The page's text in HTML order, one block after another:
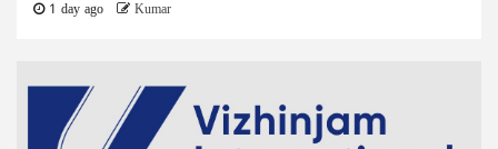
1 day ago Kumar